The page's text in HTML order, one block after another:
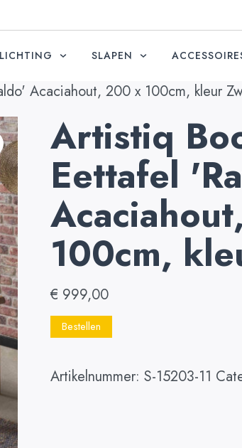
SLAPEN
Acaciahout, 200 x 100cm, kleur
Artistiq
Eettafel
100cm,
€ 999,00
Bestellen
Artikelnummer: S-15203-11